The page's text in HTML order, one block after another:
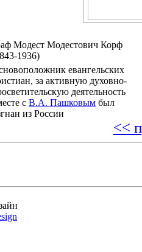
Модест Модестович Корф
1936)
евангельских
за активную духовно-
деятельность
с В.А. Пашковым был
из России
<<